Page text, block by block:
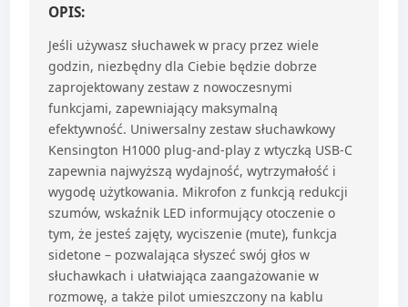
OPIS:
Jeśli używasz słuchawek w pracy przez wiele
godzin, niezbędny dla Ciebie będzie dobrze
zaprojektowany zestaw z nowoczesnymi
funkcjami, zapewniający maksymalną
efektywność. Uniwersalny zestaw słuchawkowy
Kensington H1000 plug-and-play z wtyczką USB-C
zapewnia najwyższą wydajność, wytrzymałość i
wygodę użytkowania. Mikrofon z funkcją redukcji
szumów, wskaźnik LED informujący otoczenie o
tym, że jesteś zajęty, wyciszenie (mute), funkcja
sidetone – pozwalająca słyszeć swój głos w
słuchawkach i ułatwiająca zaangażowanie w
rozmowę, a także pilot umieszczony na kablu